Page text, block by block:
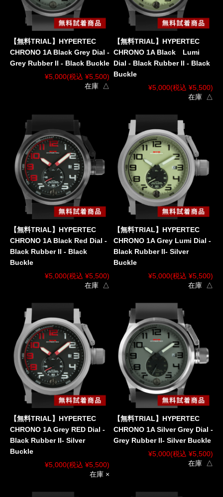
【無料TRIAL】HYPERTEC
CHRONO 1A Black Grey Dial -
Grey Rubber II - Black Buckle
¥5,000(税込 ¥5,500)
在庫 △
【無料TRIAL】HYPERTEC
CHRONO 1A Black Lumi
Dial - Black Rubber II - Black
Buckle
¥5,000(税込 ¥5,500)
在庫 △
【無料TRIAL】HYPERTEC
CHRONO 1A Black Red Dial -
Black Rubber II - Black
Buckle
¥5,000(税込 ¥5,500)
在庫 △
【無料TRIAL】HYPERTEC
CHRONO 1A Grey Lumi Dial -
Black Rubber II- Silver
Buckle
¥5,000(税込 ¥5,500)
在庫 △
【無料TRIAL】HYPERTEC
CHRONO 1A Grey RED Dial -
Black Rubber II- Silver
Buckle
¥5,000(税込 ¥5,500)
在庫 ×
【無料TRIAL】HYPERTEC
CHRONO 1A Silver Grey Dial -
Grey Rubber II- Silver Buckle
¥5,000(税込 ¥5,500)
在庫 △